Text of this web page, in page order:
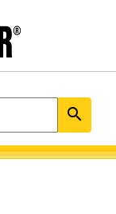
search